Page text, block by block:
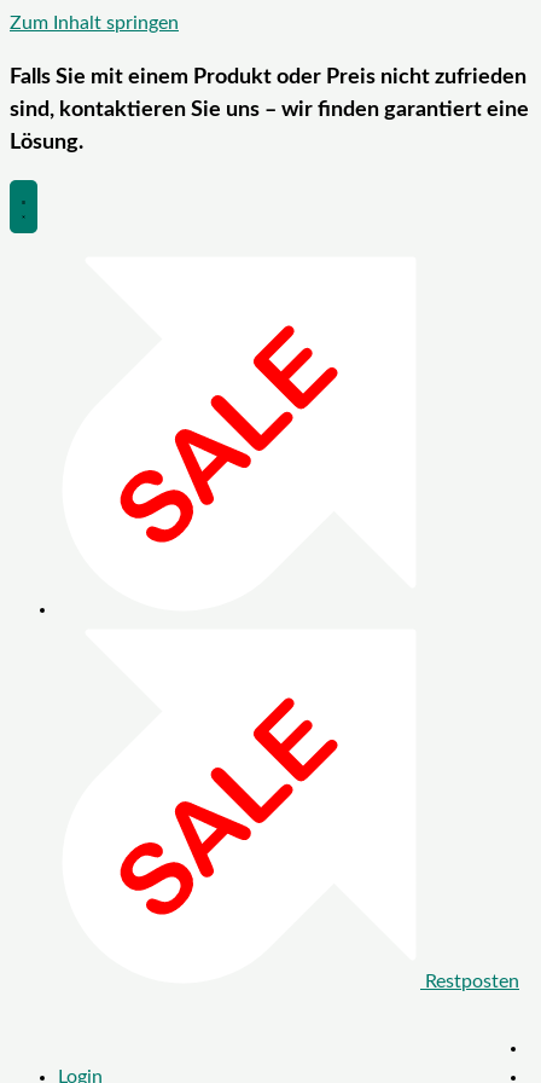
Zum Inhalt springen
Falls Sie mit einem Produkt oder Preis nicht zufrieden
sind, kontaktieren Sie uns – wir finden garantiert eine
Lösung.
Restposten
Login